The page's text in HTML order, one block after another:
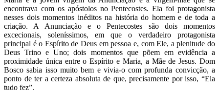
encontrava com os apóstolos no Pentecostes. Ela foi protagonista
nesses dois momentos inéditos na história do homem e de toda a
criação. A Anunciação e o Pentecostes são dois momentos
excecionais, soleníssimos, em que o verdadeiro protagonista
principal é o Espírito de Deus em pessoa e, com Ele, a plenitude do
Deus Trino e Uno; dois momentos que põem em evidência a
proximidade única entre o Espírito e Maria, a Mãe de Jesus. Dom
Bosco sabia isso muito bem e vivia-o com profunda convicção, a
ponto de ter a certeza absoluta de que, precisamente por isso, “Ela
tudo fez”.